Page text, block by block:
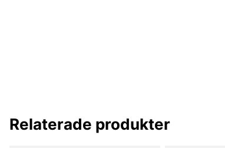
Relaterade produkter